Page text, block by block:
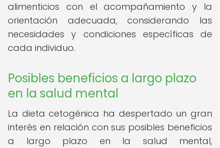
alimenticios con el acompañamiento y la
orientación adecuada, considerando las
necesidades y condiciones específicas de
cada individuo.
Posibles beneficios a largo plazo
en la salud mental
La dieta cetogénica ha despertado un gran
interés en relación con sus posibles beneficios
a largo plazo en la salud mental,